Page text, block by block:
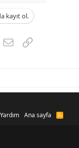
kayıt ol.
E-postaLink
Yardım Ana sayfa
R